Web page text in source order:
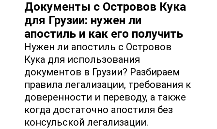
Документы с Островов Кука
для Грузии: нужен ли
апостиль и как его получить
Нужен ли апостиль с Островов
Кука для использования
документов в Грузии? Разбираем
правила легализации, требования к
доверенности и переводу, а также
когда достаточно апостиля без
консульской легализации.